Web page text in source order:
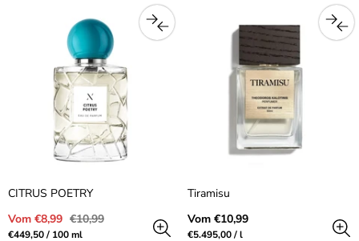
CITRUS POETRY
Verkaufspreis
Vom €8,99 Regulärer
Preis
€10,99
Preis
€449,50/ pro
100 ml
Tiramisu
Regulärer
Preis
Vom €10,99
Preis
€5.495,00/pro
l